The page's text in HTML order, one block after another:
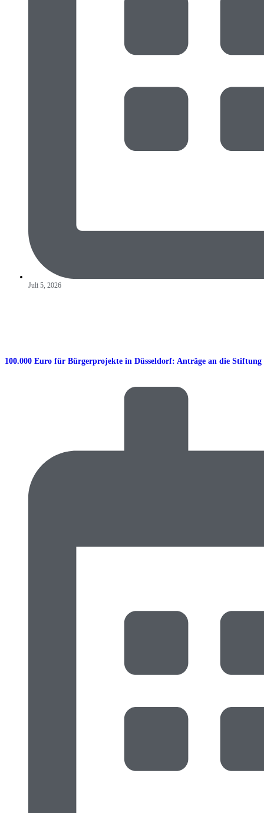
Juli 5, 2026
100.000 Euro für Bürgerprojekte in Düsseldorf: Anträge an die